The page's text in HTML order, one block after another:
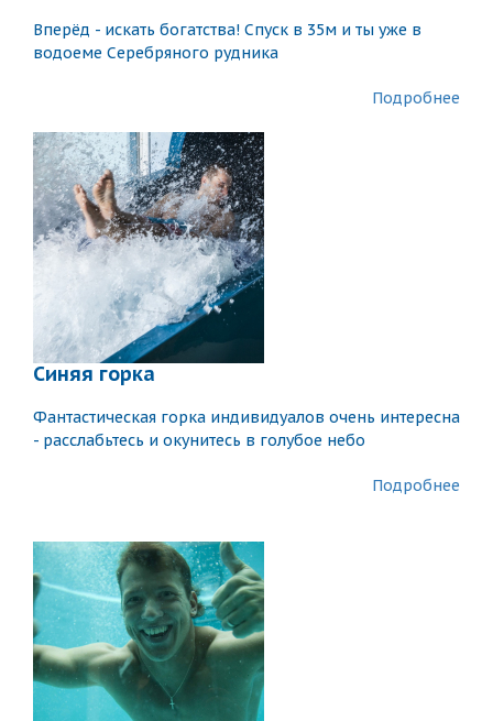
Вперёд - искать богатства! Спуск в 35м и ты уже в
водоеме Серебряного рудника
Подробнее
Синяя горка
Фантастическая горка индивидуалов очень интересна
- расслабьтесь и окунитесь в голубое небо
Подробнее